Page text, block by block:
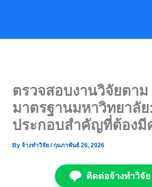
ตรวจสอบงานวิจัยตาม
มาตรฐานมหาวิทยาลั
ประกอบสำคัญที่ต้องมี
By จ้างทำวิจัย /กุมภาพันธ์ 26, 2026
ติดต่อจ้างทำวิจัย